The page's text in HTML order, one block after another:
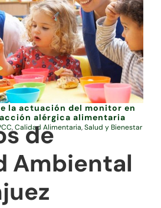
la actuación del monitor en
alérgica alimentaria
,Calidad Alimentaria,Salud y Bienestar
de
Ambiental